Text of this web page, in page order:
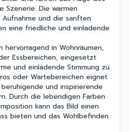
Szenerie. Die warmen
und die sanften
eine friedliche und einladende
hervorragend in Wohnräumen,
Essbereichen, eingesetzt
und einladende Stimmung zu
oder Wartebereichen eignet
und inspirierende
Durch die lebendigen Farben
kann das Bild einen
bieten und das Wohlbefinden